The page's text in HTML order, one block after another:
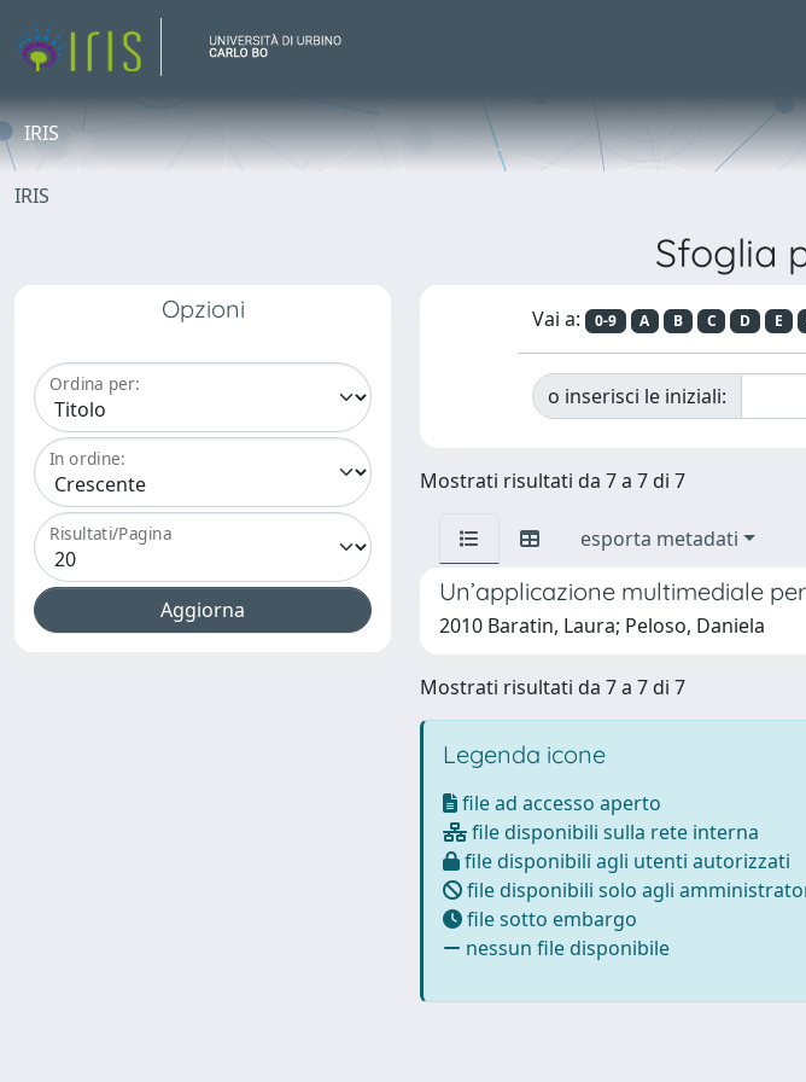
IRIS
IRIS
Sfoglia
Opzioni
Ordina per:
In ordine:
Risultati/Pagina
Vai a: 0-9 A B C D E
o inserisci le iniziali:
Mostrati risultati da 7 a 7 di 7
esporta metadati
Un’applicazione multimediale
2010 Baratin, Laura; Peloso, Daniela
Mostrati risultati da 7 a 7 di 7
Legenda icone
file ad accesso aperto
file disponibili sulla rete interna
file disponibili agli utenti autorizzati
file disponibili solo agli
file sotto embargo
nessun file disponibile